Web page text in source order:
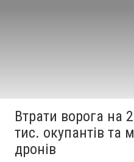
Втрати ворога на
тис. окупантів та
дронів